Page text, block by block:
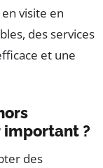
visite en
des services
et une
important ?
des